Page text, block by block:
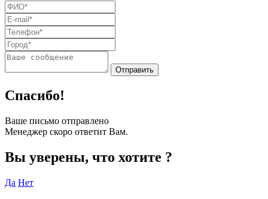
Спасибо!
Ваше письмо отправлено
Менеджер скоро ответит Вам.
Вы уверены, что хотите ?
Да Нет